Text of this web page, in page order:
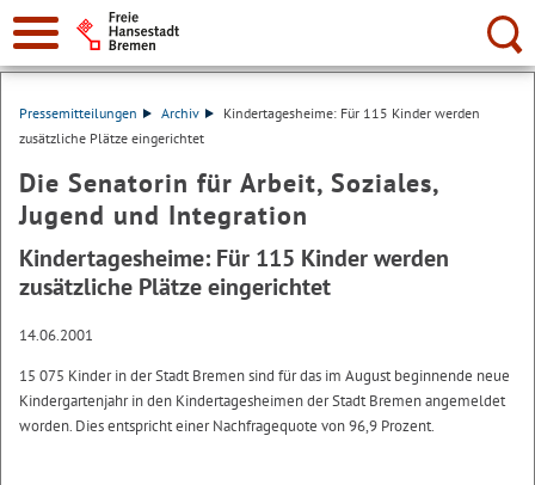
Suche:
Pressemitteilungen Archiv
Kindertagesheime: Für 115 Kinder werden
zusätzliche Plätze eingerichtet
Die Senatorin für Arbeit, Soziales,
Jugend und Integration
Kindertagesheime: Für 115 Kinder werden
zusätzliche Plätze eingerichtet
14.06.2001
15 075 Kinder in der Stadt Bremen sind für das im August beginnende neue
Kindergartenjahr in den Kindertagesheimen der Stadt Bremen angemeldet
worden. Dies entspricht einer Nachfragequote von 96,9 Prozent.